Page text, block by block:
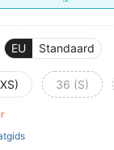
EU Standaard
36 (S)